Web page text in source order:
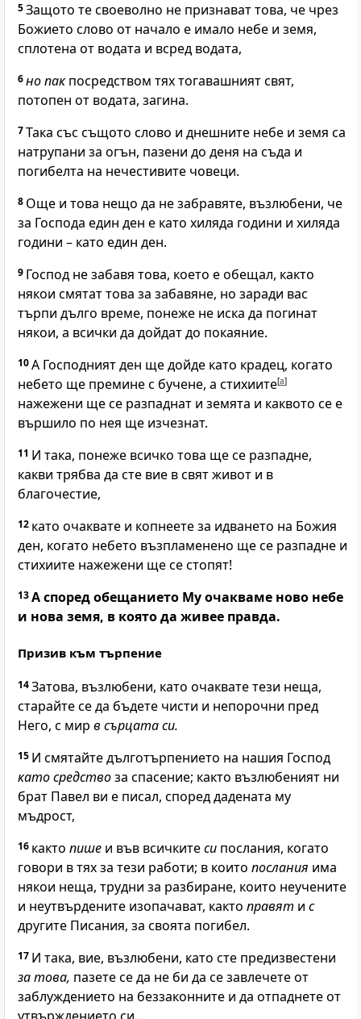
5Защото те своеволно не признават това, че чрез
Божието слово от начало е имало небе и земя,
сплотена от водата и всред водата,
6но пакпосредством тях тогавашният свят,
потопен от водата, загина.
7Така със същото слово и днешните небе и земя са
натрупани за огън, пазени до деня на съда и
погибелта на нечестивите човеци.
8 Още и това нещо да не забравяте, възлюбени, че
за Господа един ден е като хиляда години и хиляда
години – като един ден.
9 Господ не забавя това, което е обещал, както
някои смятат това за забавяне, но заради вас
търпи дълго време, понеже не иска да погинат
някои, а всички да дойдат до покаяние.
10А Господният ден ще дойде като крадец, когато
небето ще премине с бучене, а стихиите[a]
нажежени ще се разпаднат и земята и каквото се е
вършило по нея ще изчезнат.
11 И така, понеже всичко това ще се разпадне,
какви трябва да сте вие в свят живот и в
благочестие,
12 като очаквате и копнеете за идването на Божия
ден, когато небето възпламенено ще се разпадне и
стихиите нажежени ще се стопят!
13А според обещанието Му очакваме ново небе
и нова земя, в която да живее правда.
Призив към търпение
14Затова, възлюбени, като очаквате тези неща,
старайте се да бъдете чисти и непорочни пред
Него, с мир в сърцата си.
15 И смятайте дълготърпението на нашия Господ
като средствоза спасение; както възлюбеният ни
брат Павел ви е писал, според дадената му
мъдрост,
16 както пише и във всичкитеси послания, когато
говори в тях за тези работи; в които послания има
някои неща, трудни за разбиране, които неучените
и неутвърдените изопачават, както правят и с
другите Писания, за своята погибел.
17 И така, вие, възлюбени, като сте предизвестени
за това, пазете се да не би да се завлечете от
заблуждението на беззаконните и да отпаднете от